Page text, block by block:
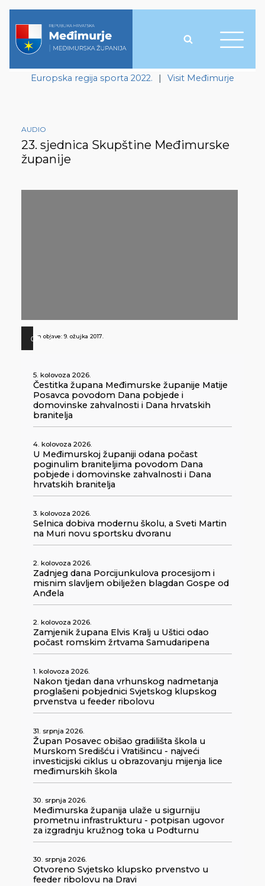
Europska regija sporta 2022. | Visit Međimurje
AUDIO
23. sjednica Skupštine Međimurske
županije
Datum objave: 9. ožujka 2017.
00:00 00:00
5. kolovoza 2026.
Čestitka župana Međimurske županije Matije
Posavca povodom Dana pobjede i
domovinske zahvalnosti i Dana hrvatskih
branitelja
4. kolovoza 2026.
U Međimurskoj županiji odana počast
poginulim braniteljima povodom Dana
pobjede i domovinske zahvalnosti i Dana
hrvatskih branitelja
3. kolovoza 2026.
Selnica dobiva modernu školu, a Sveti Martin
na Muri novu sportsku dvoranu
2. kolovoza 2026.
Zadnjeg dana Porcijunkulova procesijom i
misnim slavljem obilježen blagdan Gospe od
Anđela
2. kolovoza 2026.
Zamjenik župana Elvis Kralj u Uštici odao
počast romskim žrtvama Samudaripena
1. kolovoza 2026.
Nakon tjedan dana vrhunskog nadmetanja
proglašeni pobjednici Svjetskog klupskog
prvenstva u feeder ribolovu
31. srpnja 2026.
Župan Posavec obišao gradilišta škola u
Murskom Središću i Vratišincu - najveći
investicijski ciklus u obrazovanju mijenja lice
međimurskih škola
30. srpnja 2026.
Međimurska županija ulaže u sigurniju
prometnu infrastrukturu - potpisan ugovor
za izgradnju kružnog toka u Podturnu
30. srpnja 2026.
Otvoreno Svjetsko klupsko prvenstvo u
feeder ribolovu na Dravi